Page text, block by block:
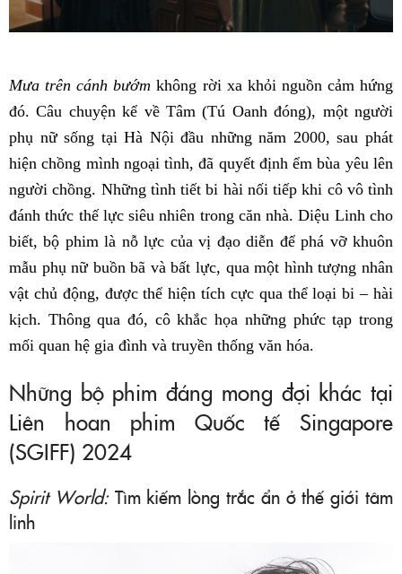
Mưa trên cánh bướm không rời xa khỏi nguồn cảm hứng
đó. Câu chuyện kể về Tâm (Tú Oanh đóng), một người
phụ nữ sống tại Hà Nội đầu những năm 2000, sau phát
hiện chồng mình ngoại tình, đã quyết định ểm bùa yêu lên
người chồng. Những tình tiết bi hài nối tiếp khi cô vô tình
đánh thức thế lực siêu nhiên trong căn nhà. Diệu Linh cho
biết, bộ phim là nỗ lực của vị đạo diễn để phá vỡ khuôn
mẫu phụ nữ buồn bã và bất lực, qua một hình tượng nhân
vật chủ động, được thể hiện tích cực qua thể loại bi – hài
kịch. Thông qua đó, cô khắc họa những phức tạp trong
mối quan hệ gia đình và truyền thống văn hóa.
Những bộ phim đáng mong đợi khác tại
Liên hoan phim Quốc tế Singapore
(SGIFF) 2024
Spirit World: Tìm kiếm lòng trắc ẩn ở thế giới tâm
linh